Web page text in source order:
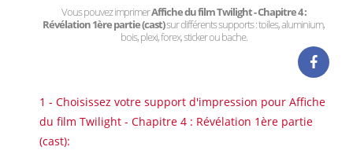
Vous pouvez imprimerAffiche du film Twilight - Chapitre 4 :
Révélation 1ère partie (cast)sur différents supports : toiles, aluminium,
bois, plexi, forex, sticker ou bache.
1 - Choisissez votre support d'impression pour Affiche
du film Twilight - Chapitre 4 : Révélation 1ère partie
(cast):